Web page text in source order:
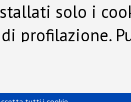
solo i
profilazione.